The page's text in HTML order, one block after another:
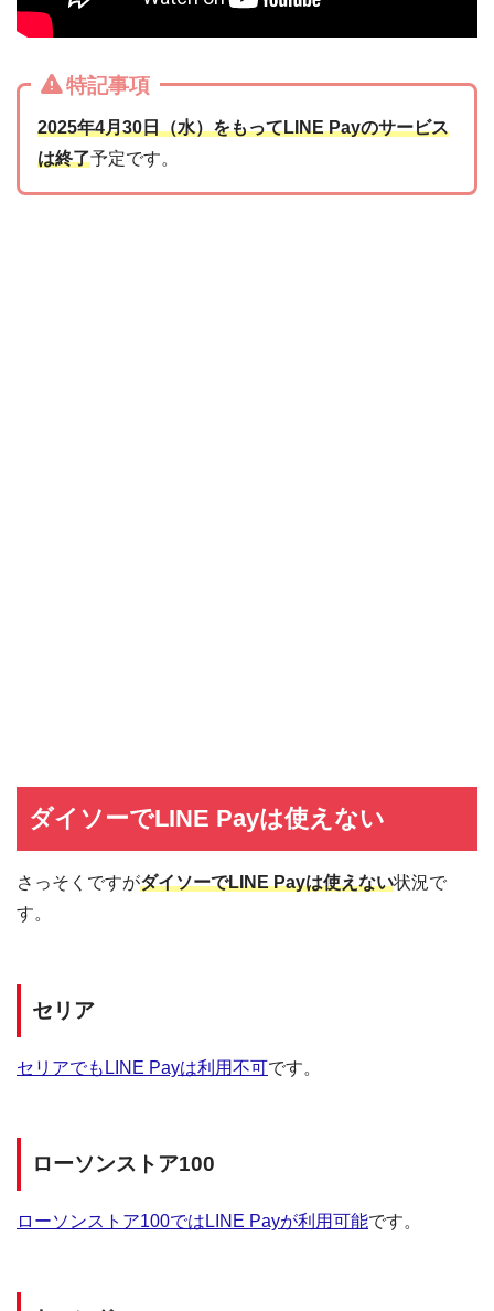
特記事項
2025年4月30日（水）をもってLINE Payのサービス
は終了予定です。
ダイソーでLINE Payは使えない
さっそくですがダイソーでLINE Payは使えない状況で
す。
セリア
セリアでもLINE Payは利用不可です。
ローソンストア100
ローソンストア100ではLINE Payが利用可能です。